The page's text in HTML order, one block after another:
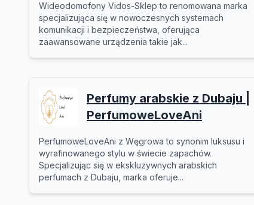
Wideodomofony Vidos-Sklep to renomowana marka
specjalizująca się w nowoczesnych systemach
komunikacji i bezpieczeństwa, oferująca
zaawansowane urządzenia takie jak...
Perfumy arabskie z Dubaju |
PerfumoweLoveAni
PerfumoweLoveAni z Węgrowa to synonim luksusu i
wyrafinowanego stylu w świecie zapachów.
Specjalizując się w ekskluzywnych arabskich
perfumach z Dubaju, marka oferuje...